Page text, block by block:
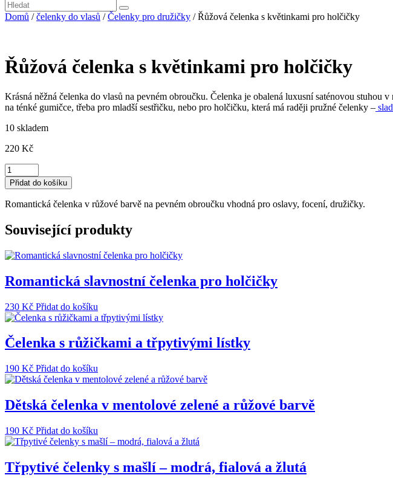
Domů /čelenky do vlasů /Čelenky pro družičky / Řůžová čelenka s květinkami pro holčičky
Řůžová čelenka s květinkami pro holčičky
Krásná něžná čelenka do vlasů na pevném obroučku. Čelenka je obalená luxusní saténovou
na ténké gumičce, třeba pro mladší sestřičku, nebo pro holčičku, která má raději pružné čelenky –
10 skladem
220 Kč
Řůžová
čelenka
s
květinkami
holčičky
množství
Přidat do košíku
Romantická čelenka v růžové barvě na pevném obroučku vhodná pro oslavy, focení, družičky.
Související produkty
Romantická slavnostní čelenka pro holčičky
230 Kč Přidat do košíku
Čelenka s růžičkami a třpytivými lístky
190 Kč Přidat do košíku
Dětská čelenka v mentolové zelené a růžové barvě
190 Kč Přidat do košíku
Třpytivé čelenky s mašlí – modrá, fialová a žlutá